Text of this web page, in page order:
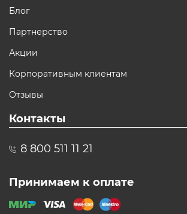
Блог
Партнерство
Акции
Корпоративным клиентам
Отзывы
Контакты
8 800 511 11 21
Принимаем к оплате